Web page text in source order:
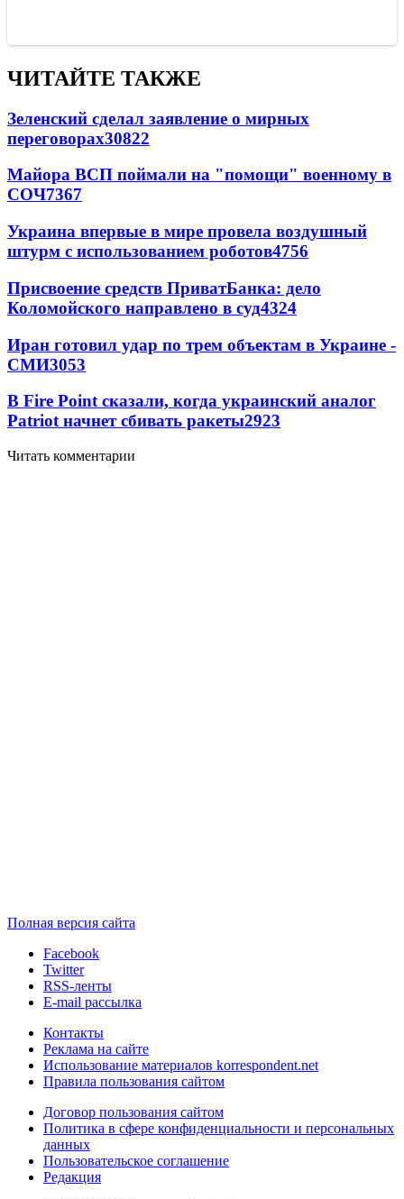
ЧИТАЙТЕ ТАКЖЕ
Зеленский сделал заявление о мирных
переговорах30822
Майора ВСП поймали на "помощи" военному в
СОЧ7367
Украина впервые в мире провела воздушный
штурм с использованием роботов4756
Присвоение средств ПриватБанка: дело
Коломойского направлено в суд4324
Иран готовил удар по трем объектам в Украине -
СМИ3053
В Fire Point сказали, когда украинский аналог
Patriot начнет сбивать ракеты2923
Читать комментарии
Полная версия сайта
Facebook
Twitter
RSS-ленты
E-mail рассылка
Контакты
Реклама на сайте
Использование материалов korrespondent.net
Правила пользования сайтом
Договор пользования сайтом
Политика в сфере конфиденциальности и персональных
данных
Пользовательское соглашение
Редакция